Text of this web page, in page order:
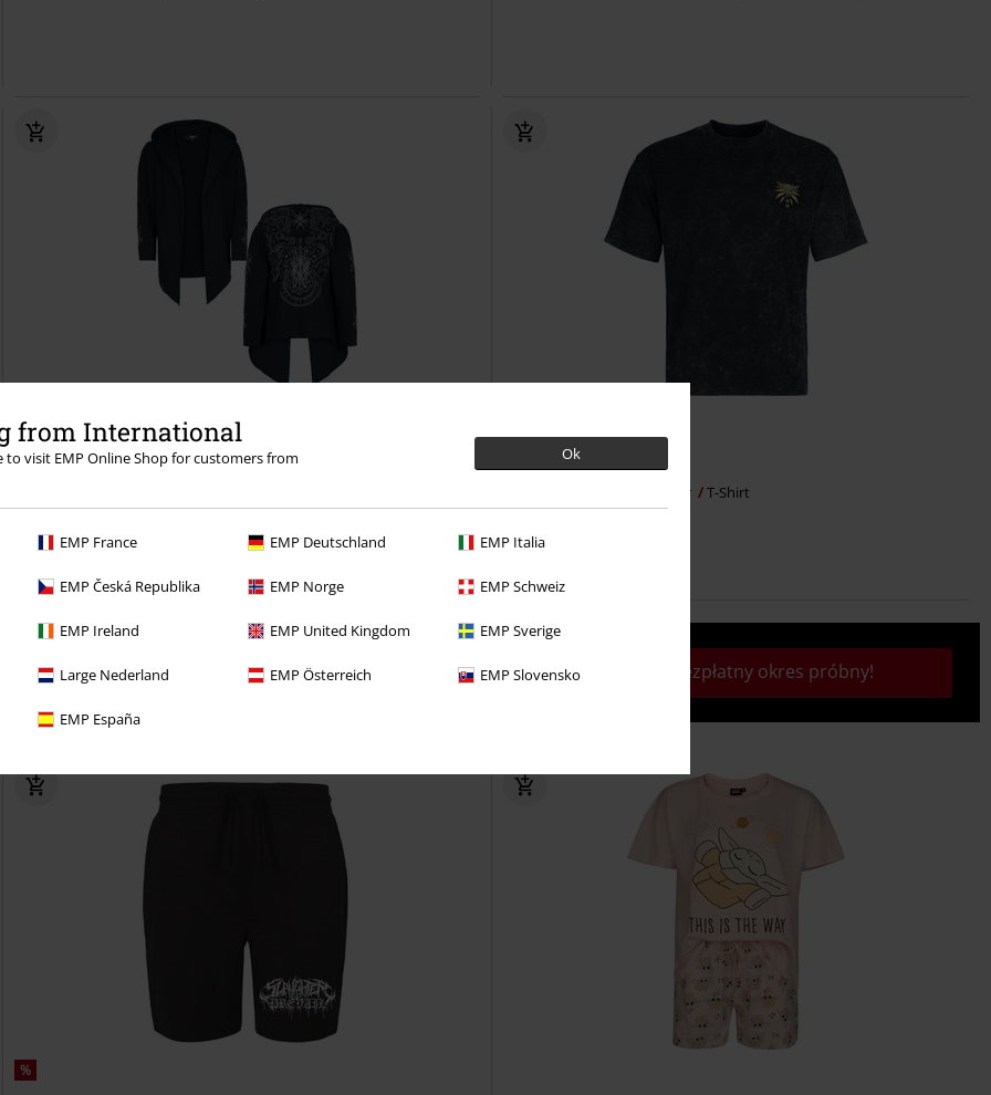
from International
to visit EMP Online Shop for customers from
Ok
EMP France EMP Deutschland EMP Italia
EMP Česká Republika EMP Norge EMP Schweiz
EMP Ireland EMP United Kingdom EMP Sverige
Large Nederland EMP Österreich EMP Slovensko
EMP España
239.90 zł 119.90 zł
The Witcher T-Shirt
30-dniowy okres próbny BACKSTAGE CLUB Rozpocznij bezpłatny okres próbny!
%